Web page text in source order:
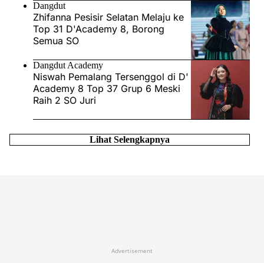
Dangdut
Zhifanna Pesisir Selatan Melaju ke
Top 31 D'Academy 8, Borong
Semua SO
Dangdut Academy
Niswah Pemalang Tersenggol di D'
Academy 8 Top 37 Grup 6 Meski
Raih 2 SO Juri
Lihat Selengkapnya
Advertisement